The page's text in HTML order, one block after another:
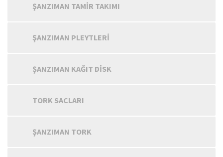
ŞANZIMAN TAMIR TAKIMI
ŞANZIMAN PLEYTLERI
ŞANZIMAN KAĞIT DISK
TORK SACLARI
ŞANZIMAN TORK